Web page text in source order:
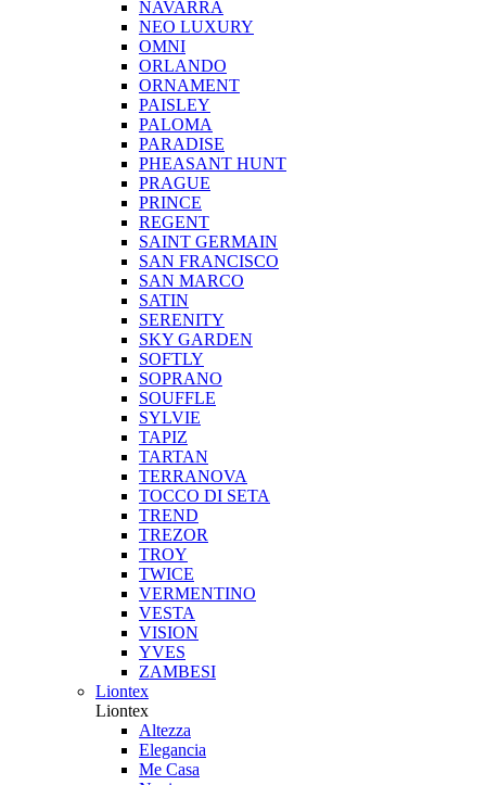
NAVARRA
NEO LUXURY
OMNI
ORLANDO
ORNAMENT
PAISLEY
PALOMA
PARADISE
PHEASANT HUNT
PRAGUE
PRINCE
REGENT
SAINT GERMAIN
SAN FRANCISCO
SAN MARCO
SATIN
SERENITY
SKY GARDEN
SOFTLY
SOPRANO
SOUFFLE
SYLVIE
TAPIZ
TARTAN
TERRANOVA
TOCCO DI SETA
TREND
TREZOR
TROY
TWICE
VERMENTINO
VESTA
VISION
YVES
ZAMBESI
Liontex
Liontex
Altezza
Elegancia
Me Casa